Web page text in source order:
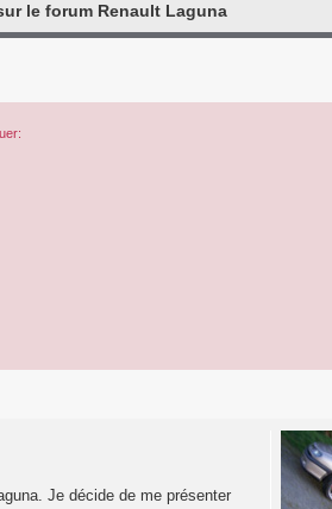
le forum Renault Laguna
Je décide de me présenter